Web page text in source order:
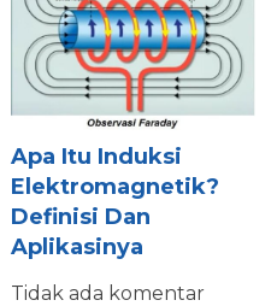
Apa Itu Induksi
Elektromagnetik?
Definisi Dan
Aplikasinya
Tidak ada komentar